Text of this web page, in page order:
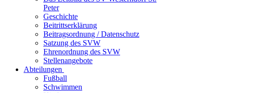
Peter
Geschichte
Beitrittserklärung
Beitragsordnung / Datenschutz
Satzung des SVW
Ehrenordnung des SVW
Stellenangebote
Abteilungen
Fußball
Schwimmen